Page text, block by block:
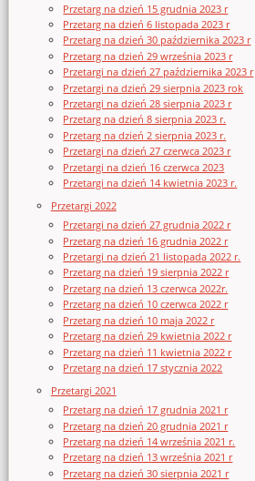
Przetarg na dzień 15 grudnia 2023 r
Przetarg na dzień 6 listopada 2023 r
Przetarg na dzień 30 października 2023 r
Przetarg na dzień 29 września 2023 r
Przetargi na dzień 27 października 2023 r
Przetargi na dzień 29 sierpnia 2023 rok
Przetargi na dzień 28 sierpnia 2023 r
Przetarg na dzień 8 sierpnia 2023 r.
Przetarg na dzień 2 sierpnia 2023 r.
Przetargi na dzień 27 czerwca 2023 r
Przetargi na dzień 16 czerwca 2023
Przetargi na dzień 14 kwietnia 2023 r.
Przetargi 2022
Przetargi na dzień 27 grudnia 2022 r
Przetarg na dzień 16 grudnia 2022 r
Przetargi na dzień 21 listopada 2022 r.
Przetarg na dzień 19 sierpnia 2022 r
Przetarg na dzień 13 czerwca 2022r.
Przetarg na dzień 10 czerwca 2022 r
Przetarg na dzień 10 maja 2022 r
Przetarg na dzień 29 kwietnia 2022 r
Przetarg na dzień 11 kwietnia 2022 r
Przetarg na dzień 17 stycznia 2022
Przetargi 2021
Przetarg na dzień 17 grudnia 2021 r
Przetarg na dzień 20 grudnia 2021 r
Przetarg na dzień 14 września 2021 r.
Przetarg na dzień 13 września 2021 r
Przetarg na dzień 30 sierpnia 2021 r